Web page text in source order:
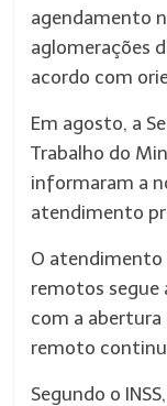
agendamento
aglomerações
acordo com
Em agosto, a
Trabalho do
informaram a
atendimento
O atendimento
remotos segue
com a
remoto
Segundo o